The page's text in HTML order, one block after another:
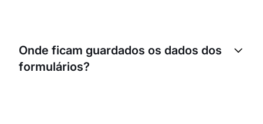
exatamente a informação necessária para um
serviço específico.
Onde ficam guardados os dados dos
formulários?